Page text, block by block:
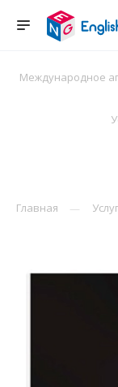
Международное
Главная